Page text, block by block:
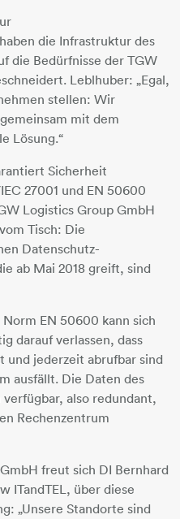
die Infrastruktur des
die Bedürfnisse der TGW
Leblhuber: „Egal,
stellen: Wir
mit dem
Lösung.“
Sicherheit
27001 und EN 50600
Logistics Group GmbH
Tisch: Die
Datenschutz-
ab Mai 2018 greift, sind
EN 50600 kann sich
darauf verlassen, dass
und jederzeit abrufbar sind
ausfällt. Die Daten des
also redundant,
Rechenzentrum
freut sich DI Bernhard
ITandTEL, über diese
„Unsere Standorte sind